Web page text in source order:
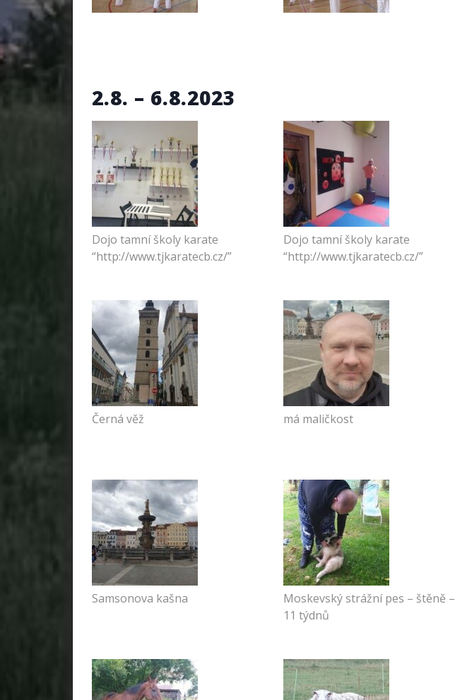
2.8. – 6.8.2023
Dojo tamní školy karate
“http://www.tjkaratecb.cz/”
Dojo tamní školy karate
“http://www.tjkaratecb.cz/”
Černá věž má maličkost
Samsonova kašna
Moskevský strážní pes – štěně –
11 týdnů